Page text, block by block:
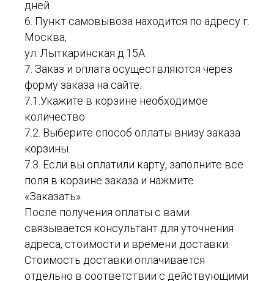
дней
6. Пункт самовывоза находится по адресу г.
Москва,
ул. Лыткаринская д.15А
7. Заказ и оплата осуществляются через
форму заказа на сайте.
7.1.Укажите в корзине необходимое
количество
7.2. Выберите способ оплаты внизу заказа
корзины.
7.3. Если вы оплатили карту, заполните все
поля в корзине заказа и нажмите
«Заказать».
После получения оплаты с вами
связывается консультант для уточнения
адреса, стоимости и времени доставки.
Стоимость доставки оплачивается
отдельно в соответствии с действующими